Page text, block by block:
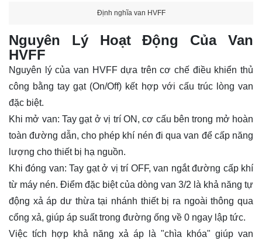
Định nghĩa van HVFF
Nguyên Lý Hoạt Động Của Van
HVFF
Nguyên lý của van HVFF dựa trên cơ chế điều khiển thủ
công bằng tay gạt (On/Off) kết hợp với cấu trúc lòng van
đặc biệt.
Khi mở van: Tay gạt ở vị trí ON, cơ cấu bên trong mở hoàn
toàn đường dẫn, cho phép khí nén đi qua van để cấp năng
lượng cho thiết bị hạ nguồn.
Khi đóng van: Tay gạt ở vị trí OFF, van ngắt đường cấp khí
từ máy nén. Điểm đặc biệt của dòng van 3/2 là khả năng tự
động xả áp dư thừa tại nhánh thiết bị ra ngoài thông qua
cổng xả, giúp áp suất trong đường ống về 0 ngay lập tức.
Việc tích hợp khả năng xả áp là "chìa khóa" giúp van